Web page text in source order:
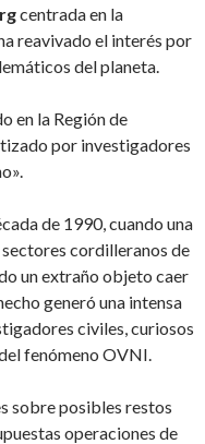
centrada en la
reavivado el interés por
del planeta.
en la Región de
por investigadores
de 1990, cuando una
cordilleranos de
un extraño objeto caer
generó una intensa
civiles, curiosos
fenómeno OVNI.
sobre posibles restos
operaciones de